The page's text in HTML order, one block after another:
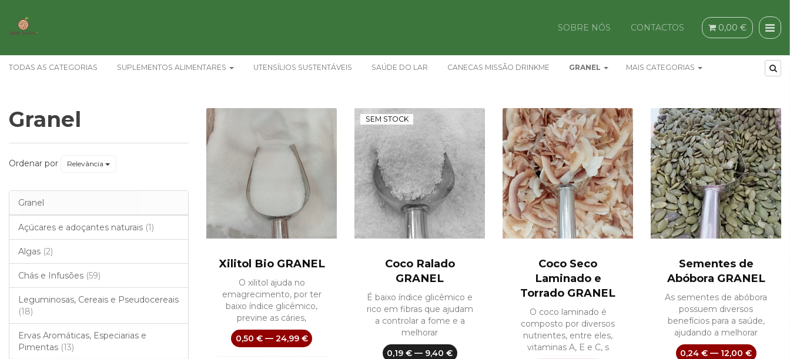
SOBRE NÓS CONTACTOS 0,00 €
TODAS AS CATEGORIAS SUPLEMENTOS ALIMENTARES UTENSÍLIOS SUSTENTÁVEIS SAÚDE DO LAR CANECAS MISSÃO DRINKME GRANEL MAIS CATEGORIAS
Granel
Granel
Ordenar por Relevância
Granel
Açúcares e adoçantes naturais (1)
Algas (2)
Chás e Infusões (59)
Leguminosas, Cereais e Pseudocereais
(18)
Ervas Aromáticas, Especiarias e
Pimentas (13)
Xilitol Bio GRANEL
O xilitol ajuda no
emagrecimento, por ter
baixo índice glicêmico,
previne as cáries,
0,50 € — 24,99 €
SEM STOCK
Coco Ralado
GRANEL
É baixo índice glicêmico e
rico em fibras que ajudam
a controlar a fome e a
melhorar
0,19 € — 9,40 €
Coco Seco
Laminado e
Torrado GRANEL
O coco laminado é
composto por diversos
nutrientes, entre eles,
vitaminas A, E e C, s
Sementes de
Abóbora GRANEL
As sementes de abóbora
possuem diversos
benefícios para a saúde,
ajudando a melhorar
0,24 € — 12,00 €